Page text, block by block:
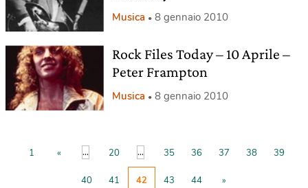
Musica 8 gennaio 2010
Rock Files Today – 10 Aprile –
Peter Frampton
Musica 8 gennaio 2010
1 « ... 20 ... 35 36 37 38 39
40 41 42 43 44 »